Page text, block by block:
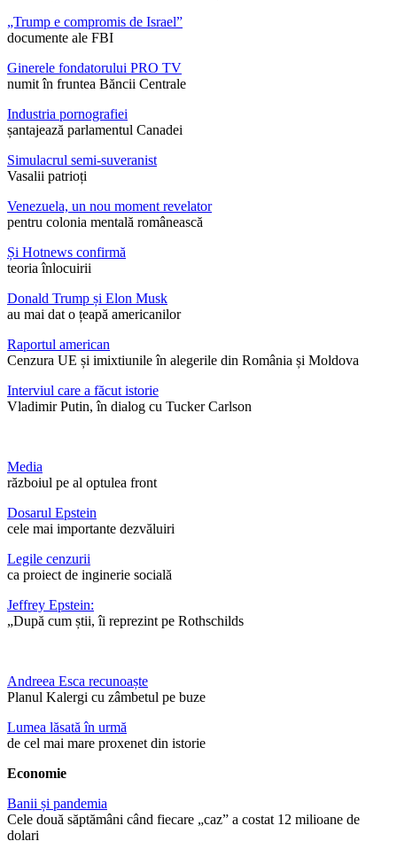
„Trump e compromis de Israel”
documente ale FBI
Ginerele fondatorului PRO TV
numit în fruntea Băncii Centrale
Industria pornografiei
șantajează parlamentul Canadei
Simulacrul semi-suveranist
Vasalii patrioți
Venezuela, un nou moment revelator
pentru colonia mentală românească
Și Hotnews confirmă
teoria înlocuirii
Donald Trump și Elon Musk
au mai dat o țeapă americanilor
Raportul american
Cenzura UE și imixtiunile în alegerile din România și Moldova
Interviul care a făcut istorie
Vladimir Putin, în dialog cu Tucker Carlson
Media
războiul pe al optulea front
Dosarul Epstein
cele mai importante dezvăluiri
Legile cenzurii
ca proiect de inginerie socială
Jeffrey Epstein:
„După cum știi, îi reprezint pe Rothschilds
Andreea Esca recunoaște
Planul Kalergi cu zâmbetul pe buze
Lumea lăsată în urmă
de cel mai mare proxenet din istorie
Economie
Banii și pandemia
Cele două săptămâni când fiecare „caz” a costat 12 milioane de
dolari